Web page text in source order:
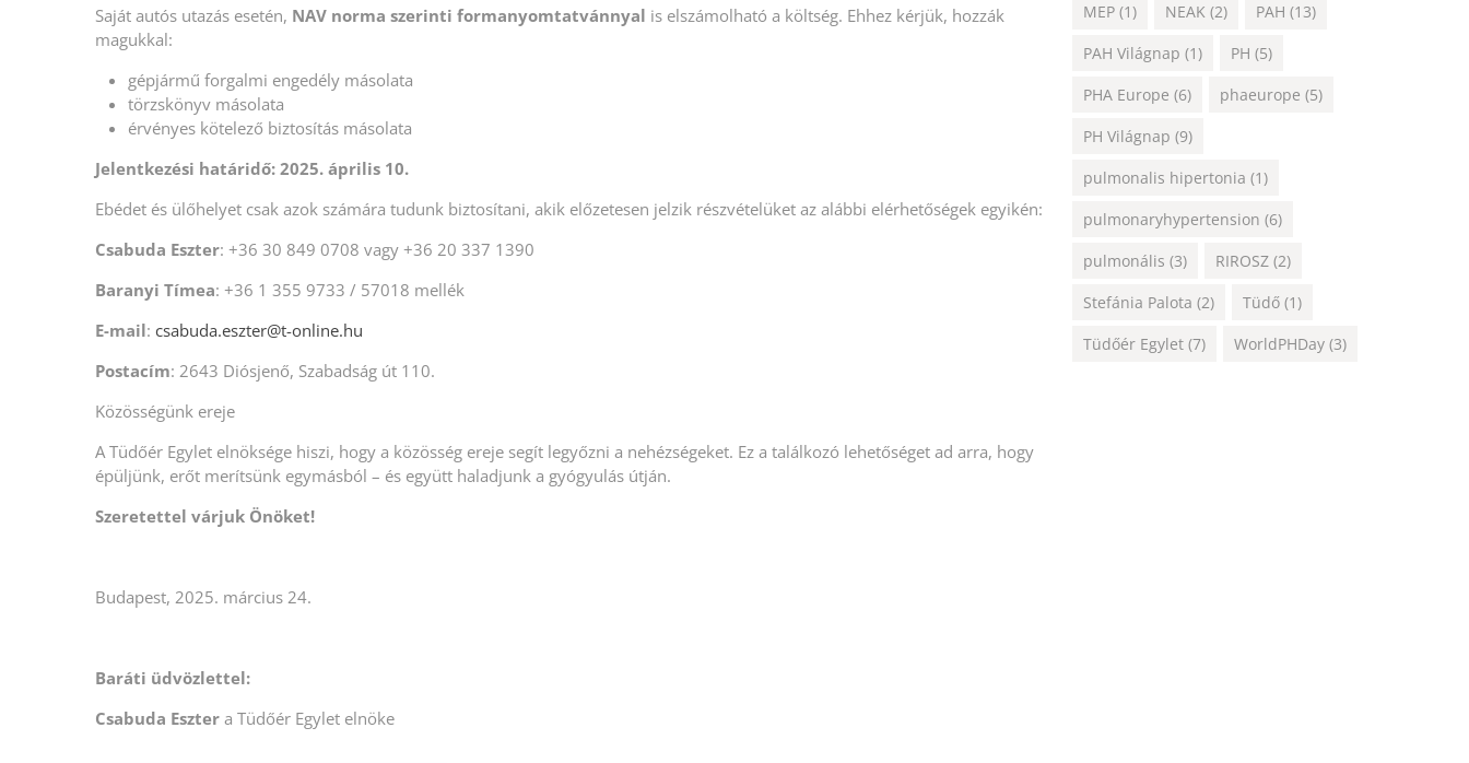
Saját autós utazás esetén, NAV norma szerinti formanyomtatvánnyal is elszámolható a költség. Ehhez kérjük, hozzák
magukkal:
gépjármű forgalmi engedély másolata
törzskönyv másolata
érvényes kötelező biztosítás másolata
Jelentkezési határidő: 2025. április 10.
Ebédet és ülőhelyet csak azok számára tudunk biztosítani, akik előzetesen jelzik részvételüket az alábbi elérhetőségek egyikén:
Csabuda Eszter: +36 30 849 0708 vagy +36 20 337 1390
Baranyi Tímea: +36 1 355 9733 / 57018 mellék
E-mail: csabuda.eszter@t-online.hu
Postacím: 2643 Diósjenő, Szabadság út 110.
Közösségünk ereje
A Tüdőér Egylet elnöksége hiszi, hogy a közösség ereje segít legyőzni a nehézségeket. Ez a találkozó lehetőséget ad arra, hogy
épüljünk, erőt merítsünk egymásból – és együtt haladjunk a gyógyulás útján.
Szeretettel várjuk Önöket!
Budapest, 2025. március 24.
Baráti üdvözlettel:
Csabuda Eszter a Tüdőér Egylet elnöke
MEP (1) NEAK (2) PAH (13)
PAH Világnap (1) PH (5)
PHA Europe (6) phaeurope (5)
PH Világnap (9)
pulmonalis hipertonia (1)
pulmonaryhypertension (6)
pulmonális (3) RIROSZ (2)
Stefánia Palota (2) Tüdő (1)
Tüdőér Egylet (7) WorldPHDay (3)